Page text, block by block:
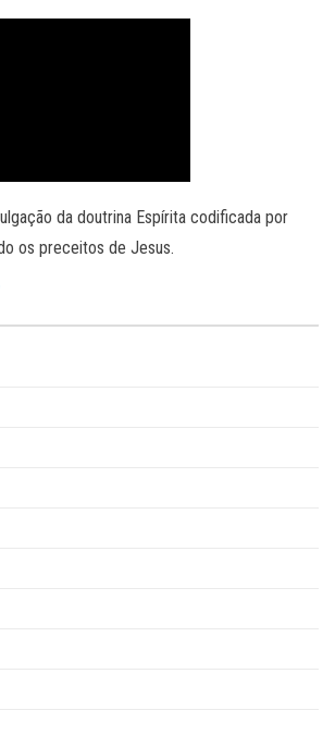
da doutrina Espírita codificada por
os preceitos de Jesus.